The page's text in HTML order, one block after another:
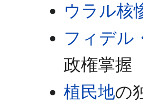
ウラル核
フィデル
政権掌握
植民地の